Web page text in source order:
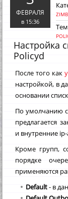
ФЕВРАЛЯ
в 15:36
Настройка
Policyd
После того как
настройкой, в
основании
По умолчанию
предлагается
и внутренние
Кроме групп,
порядке
применяются
Default- в